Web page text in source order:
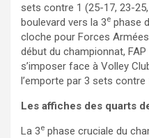
sets contre 1 (25-17, 23-
boulevard vers la 3e phase
cloche pour Forces
début du championnat,
s’imposer face à Volley
l’emporte par 3 sets
Les affiches des quarts
La 3e phase cruciale du